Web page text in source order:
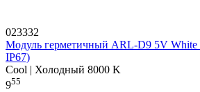
023332
Модуль герметичный ARL-D9 5V
IP67)
Cool | Холодный 8000 K
955